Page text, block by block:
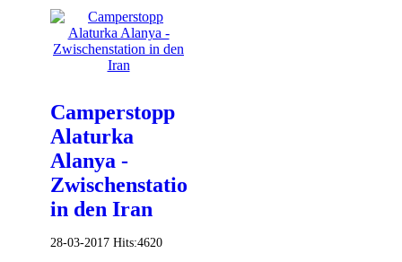
Camperstopp
Alaturka
Alanya -
Zwischenstation
in den Iran
28-03-2017 Hits:4620